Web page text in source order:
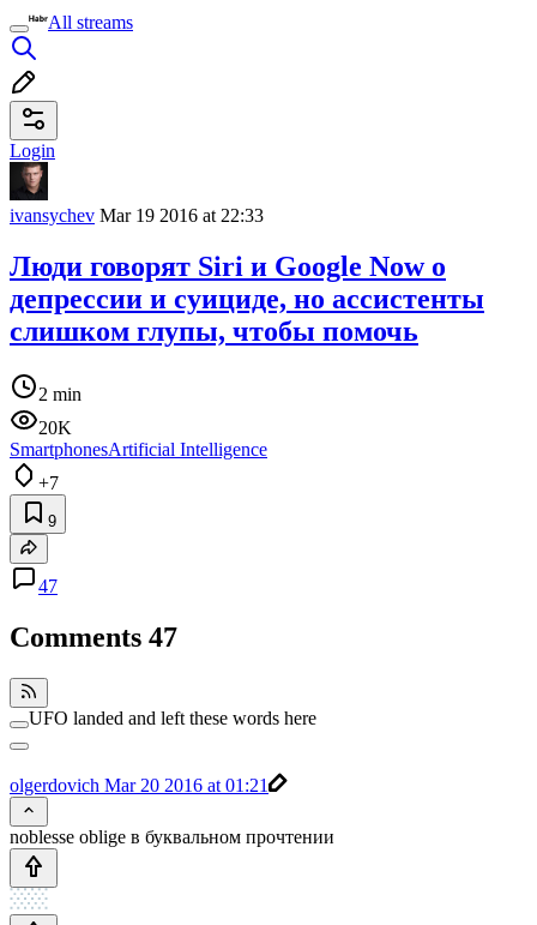
All streams
Login
ivansychev Mar 19 2016 at 22:33
Люди говорят Siri и Google Now о
депрессии и суициде, но ассистенты
слишком глупы, чтобы помочь
2 min
20K
SmartphonesArtificial Intelligence
+7
9
47
Comments 47
UFO landed and left these words here
olgerdovich Mar 20 2016 at 01:21
noblesse oblige в буквальном прочтении